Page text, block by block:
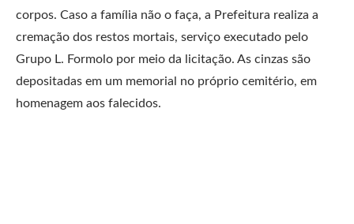
corpos. Caso a família não o faça, a Prefeitura realiza a
cremação dos restos mortais, serviço executado pelo
Grupo L. Formolo por meio da licitação. As cinzas são
depositadas em um memorial no próprio cemitério, em
homenagem aos falecidos.